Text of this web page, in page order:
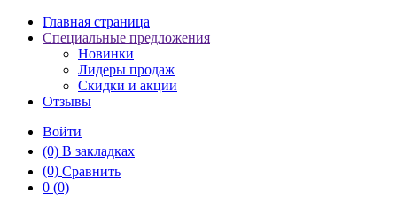
Главная страница
Специальные предложения
Новинки
Лидеры продаж
Скидки и акции
Отзывы
Войти
(0) В закладках
(0) Сравнить
0 (0)